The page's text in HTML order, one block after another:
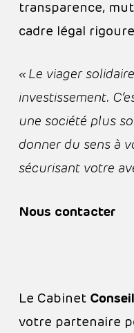
transparence,
cadre légal
« Le viager
investissement.
une société plus
donner du sens à
sécurisant votre
Nous contacter
Le Cabinet
votre partenaire